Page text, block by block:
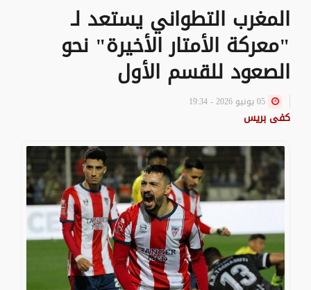
المغرب التطواني يستعد لـ
"معركة الأمتار الأخيرة" نحو
الصعود للقسم الأول
كفى بريس